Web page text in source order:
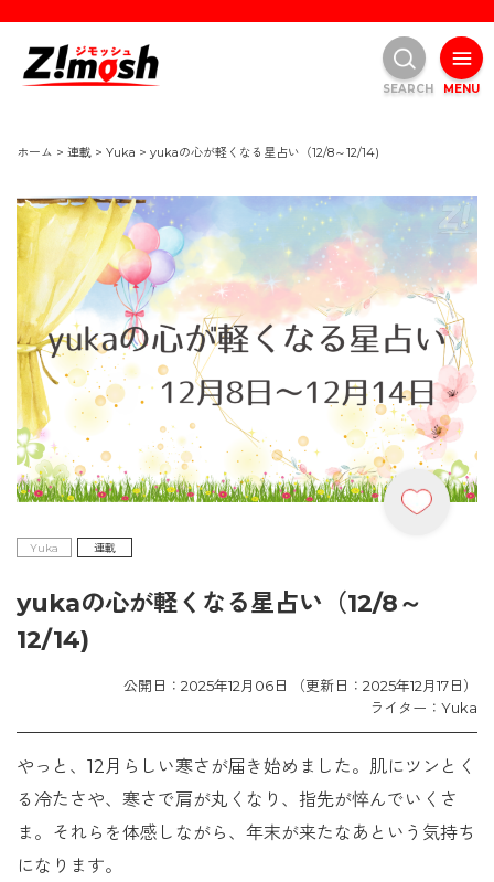
ホーム > 連載 > Yuka > yukaの心が軽くなる星占い（12/8～12/14)
Yuka 連載
yukaの心が軽くなる星占い（12/8～
12/14)
公開日：2025年12月06日 （更新日：2025年12月17日）
ライター：Yuka
やっと、12月らしい寒さが届き始めました。肌にツンとく
る冷たさや、寒さで肩が丸くなり、指先が悴んでいくさ
ま。それらを体感しながら、年末が来たなあという気持ち
になります。
MENU
SEARCH